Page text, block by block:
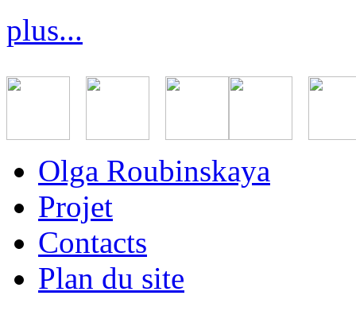
plus...
Olga Roubinskaya
Projet
Contacts
Plan du site